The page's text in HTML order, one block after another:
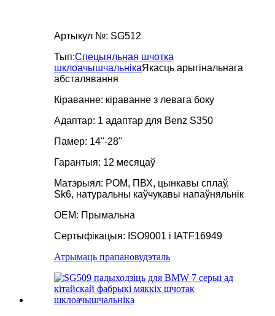
Артыкул №: SG512
Тып:Спецыяльная шчотка
шклоачышчальнікаЯкасць арыгінальнага
абсталявання
Кіраванне: кіраванне з левага боку
Адаптар: 1 адаптар для Benz S350
Памер: 14''-28''
Гарантыя: 12 месяцаў
Матэрыял: POM, ПВХ, цынкавы сплаў,
Sk6, натуральны каўчукавы напаўняльнік
OEM: Прымальна
Сертыфікацыя: ISO9001 і IATF16949
Атрымаць прапановудэталь